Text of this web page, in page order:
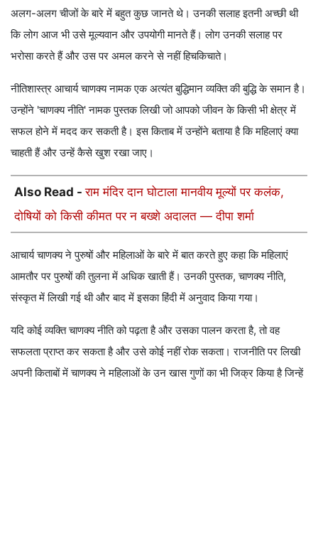
अलग-अलग चीजों के बारे में बहुत कुछ जानते थे। उनकी सलाह इतनी अच्छी थी
कि लोग आज भी उसे मूल्यवान और उपयोगी मानते हैं। लोग उनकी सलाह पर
भरोसा करते हैं और उस पर अमल करने से नहीं हिचकिचाते।
नीतिशास्त्र आचार्य चाणक्य नामक एक अत्यंत बुद्धिमान व्यक्ति की बुद्धि के समान है।
उन्होंने 'चाणक्य नीति' नामक पुस्तक लिखी जो आपको जीवन के किसी भी क्षेत्र में
सफल होने में मदद कर सकती है। इस किताब में उन्होंने बताया है कि महिलाएं क्या
चाहती हैं और उन्हें कैसे खुश रखा जाए।
Also Read -राम मंदिर दान घोटाला मानवीय मूल्यों पर कलंक,
दोषियों को किसी कीमत पर न बख्शे अदालत — दीपा शर्मा
आचार्य चाणक्य ने पुरुषों और महिलाओं के बारे में बात करते हुए कहा कि महिलाएं
आमतौर पर पुरुषों की तुलना में अधिक खाती हैं। उनकी पुस्तक, चाणक्य नीति,
संस्कृत में लिखी गई थी और बाद में इसका हिंदी में अनुवाद किया गया।
यदि कोई व्यक्ति चाणक्य नीति को पढ़ता है और उसका पालन करता है, तो वह
सफलता प्राप्त कर सकता है और उसे कोई नहीं रोक सकता। राजनीति पर लिखी
अपनी किताबों में चाणक्य ने महिलाओं के उन खास गुणों का भी जिक्र किया है जिन्हें